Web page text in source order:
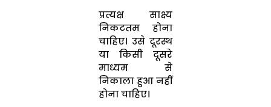
प्रत्यक्ष साक्ष्य
निकटतम होना
चाहिए। उसे दूरस्थ
या किसी दूसरे
माध्यम से
निकाला हुआ नहीं
होना चाहिए।